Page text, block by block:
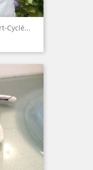
Cyclé...